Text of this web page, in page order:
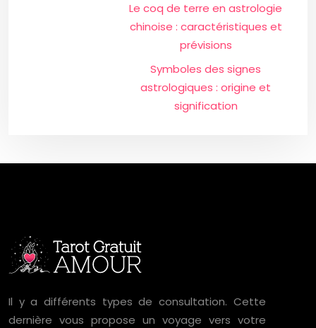
Le coq de terre en astrologie
chinoise : caractéristiques et
prévisions
Symboles des signes
astrologiques : origine et
signification
Il y a différents types de consultation. Cette
dernière vous propose un voyage vers votre